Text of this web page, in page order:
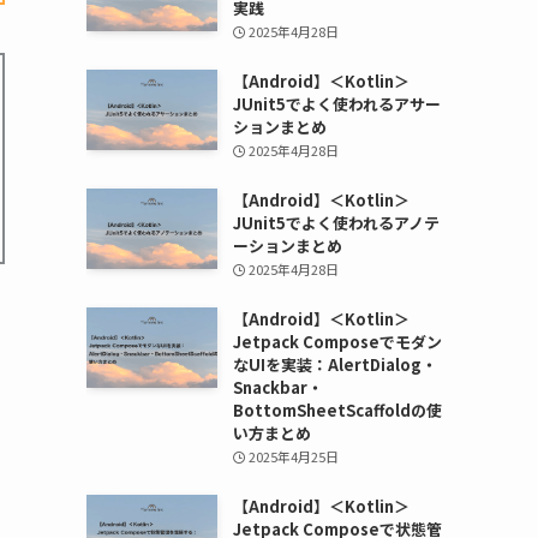
実践
2025年4月28日
【Android】＜Kotlin＞
JUnit5でよく使われるアサー
ションまとめ
2025年4月28日
【Android】＜Kotlin＞
JUnit5でよく使われるアノテ
ーションまとめ
2025年4月28日
【Android】＜Kotlin＞
Jetpack Composeでモダン
なUIを実装：AlertDialog・
Snackbar・
BottomSheetScaffoldの使
い方まとめ
2025年4月25日
【Android】＜Kotlin＞
Jetpack Composeで状態管